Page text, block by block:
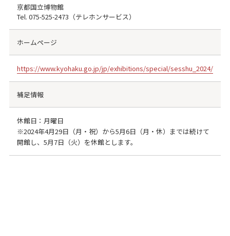
京都国立博物館
Tel. 075-525-2473 （テレホンサービス）
ホームページ
https://www.kyohaku.go.jp/jp/exhibitions/special/sesshu_2024/
補足情報
休館日：月曜日
※2024年4月29日（月・祝）から5月6日（月・休）までは続けて
開館し、5月7日（火）を休館とします。